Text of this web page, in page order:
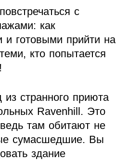
с
как
готовыми прийти на
кто попытается
странного приюта
Ravenhill. Это
там обитают не
сумасшедшие. Вы
здание